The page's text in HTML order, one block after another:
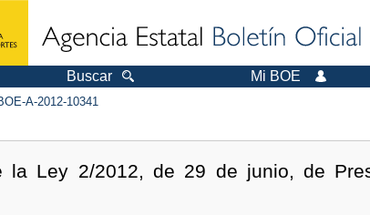
Buscar Mi BOE
A-2012-10341
la Ley 2/2012, de 29 de junio, de